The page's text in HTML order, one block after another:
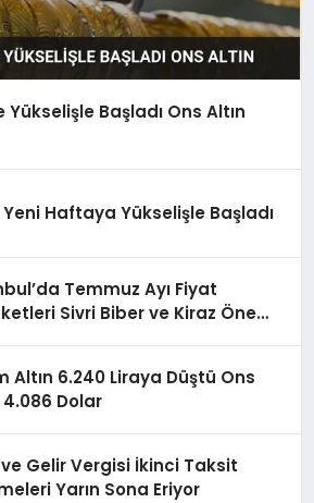
Yükselişle Başladı Ons Altın
Yeni Haftaya Yükselişle Başladı
Temmuz Ayı Fiyat
Sivri Biber ve Kiraz Öne
Altın 6.240 Liraya Düştü Ons
4.086 Dolar
ve Gelir Vergisi İkinci Taksit
Yarın Sona Eriyor